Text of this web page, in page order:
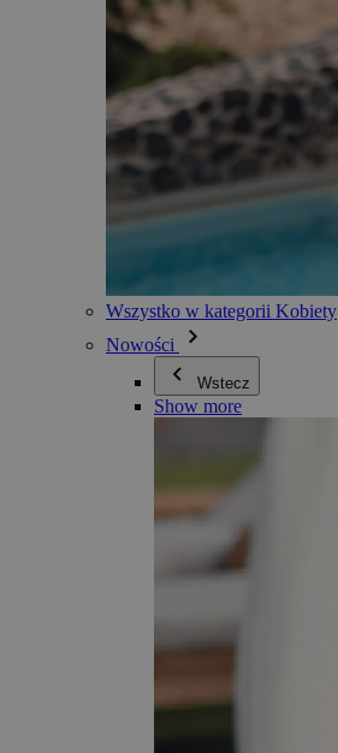
Wszystko w kategorii Kobiety
Nowości
Wstecz
Show more